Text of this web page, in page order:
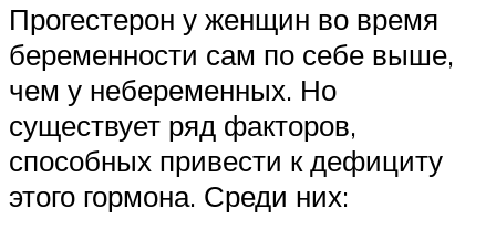
Прогестерон у женщин во время
беременности сам по себе выше,
чем у небеременных. Но
существует ряд факторов,
способных привести к дефициту
этого гормона. Среди них: